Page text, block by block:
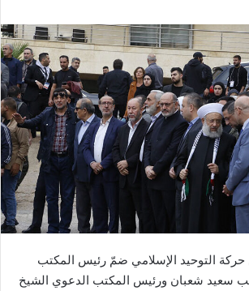
التوحيد الإسلامي ضمّ رئيس المكتب
سعيد شعبان ورئيس المكتب الدعوي الشيخ